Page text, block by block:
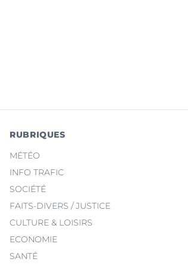
RUBRIQUES
MÉTÉO
INFO TRAFIC
SOCIÉTÉ
FAITS-DIVERS / JUSTICE
CULTURE & LOISIRS
ECONOMIE
SANTÉ